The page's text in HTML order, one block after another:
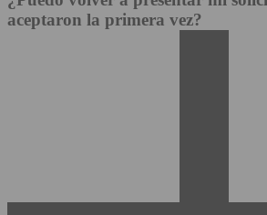
aceptaron la primera vez?